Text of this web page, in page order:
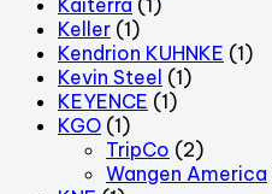
Keller (1)
Kendrion KUHNKE (1)
Kevin Steel (1)
KEYENCE (1)
KGO (1)
TripCo (2)
Wangen America